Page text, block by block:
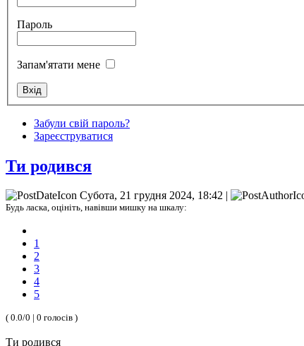
Пароль
Запам'ятати мене
Забули свій пароль?
Зареєструватися
Ти родився
Субота, 21 грудня 2024, 18:42 |
Будь ласка, оцініть, навівши мишку на шкалу:
1
2
3
4
5
( 0.0/0 | 0 голосів )
Ти родився